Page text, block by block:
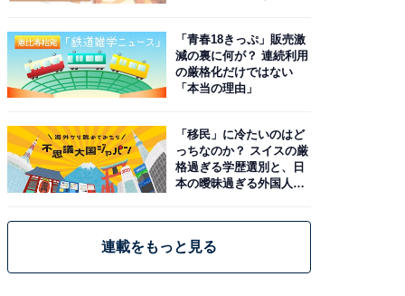
「青春18きっぷ」販売激
減の裏に何が？ 連続利用
の厳格化だけではない
「本当の理由」
「移民」に冷たいのはど
っちなのか？ スイスの厳
格過ぎる学歴選別と、日
本の曖昧過ぎる外国人政
連載をもっと見る